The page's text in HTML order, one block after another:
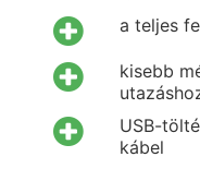
a teljes
kisebb
USB-
kábel